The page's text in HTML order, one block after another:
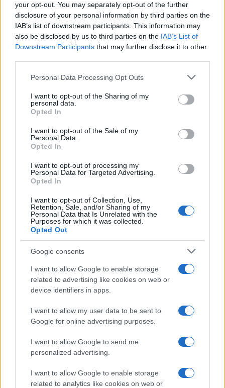
your opt-out. You may separately opt-out of the further
disclosure of your personal information by third parties on the
IAB’s list of downstream participants. This information may
also be disclosed by us to third parties on the IAB’s List of
Downstream Participants that may further disclose it to other
Please note that this website/app uses one or more Google
not limited to your visit or usage behaviour. You may click to
grant or deny consent to Google and its third-party tags to
use your data for below specified purposes in below Google
consent section.
Personal Data Processing Opt Outs
I want to opt-out of the Sharing of my
personal data.
Opted In
I want to opt-out of the Sale of my
Personal Data.
Opted In
I want to opt-out of processing my
Personal Data for Targeted Advertising.
Opted In
I want to opt-out of Collection, Use,
Retention, Sale, and/or Sharing of my
Personal Data that Is Unrelated with the
Purposes for which it was collected.
Opted Out
Google consents
I want to allow Google to enable storage
related to advertising like cookies on web or
device identifiers in apps.
I want to allow my user data to be sent to
Google for online advertising purposes.
I want to allow Google to send me
personalized advertising.
I want to allow Google to enable storage
related to analytics like cookies on web or
Disarmo di Hamas e ritiro da Gaza: le tensioni tra
Israele e Trump
FUTURE